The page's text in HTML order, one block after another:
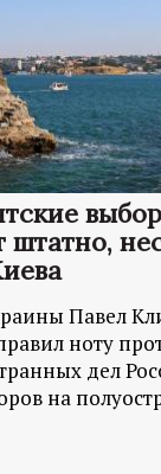
Павел
ноту
дел
на